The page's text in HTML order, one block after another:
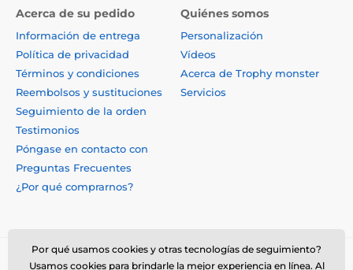
Acerca de su pedido
Información de entrega
Política de privacidad
Términos y condiciones
Reembolsos y sustituciones
Seguimiento de la orden
Testimonios
Póngase en contacto con
Preguntas Frecuentes
¿Por qué comprarnos?
Quiénes somos
Personalización
Vídeos
Acerca de Trophy monster
Servicios
Por qué usamos cookies y otras tecnologías de seguimiento?
Usamos cookies para brindarle la mejor experiencia en línea. Al